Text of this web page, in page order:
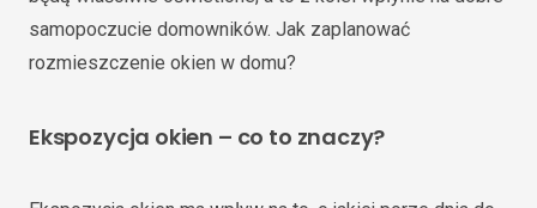
samopoczucie domowników. Jak zaplanować
rozmieszczenie okien w domu?
Ekspozycja okien – co to znaczy?